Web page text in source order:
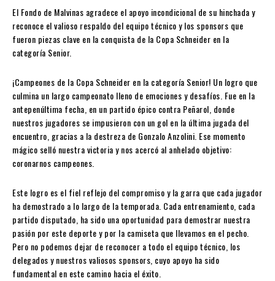
El Fondo de Malvinas agradece el apoyo incondicional de su hinchada y
reconoce el valioso respaldo del equipo técnico y los sponsors que
fueron piezas clave en la conquista de la Copa Schneider en la
categoría Senior.
¡Campeones de la Copa Schneider en la categoría Senior! Un logro que
culmina un largo campeonato lleno de emociones y desafíos. Fue en la
antepenúltima fecha, en un partido épico contra Peñarol, donde
nuestros jugadores se impusieron con un gol en la última jugada del
encuentro, gracias a la destreza de Gonzalo Anzolini. Ese momento
mágico selló nuestra victoria y nos acercó al anhelado objetivo:
coronarnos campeones.
Este logro es el fiel reflejo del compromiso y la garra que cada jugador
ha demostrado a lo largo de la temporada. Cada entrenamiento, cada
partido disputado, ha sido una oportunidad para demostrar nuestra
pasión por este deporte y por la camiseta que llevamos en el pecho.
Pero no podemos dejar de reconocer a todo el equipo técnico, los
delegados y nuestros valiosos sponsors, cuyo apoyo ha sido
fundamental en este camino hacia el éxito.